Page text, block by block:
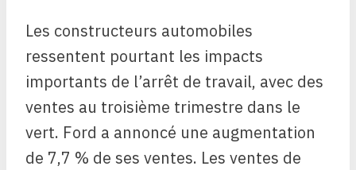
Les constructeurs automobiles
ressentent pourtant les impacts
importants de l’arrêt de travail, avec des
ventes au troisième trimestre dans le
vert. Ford a annoncé une augmentation
de 7,7 % de ses ventes. Les ventes de